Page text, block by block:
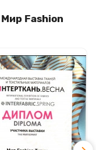
Fashion